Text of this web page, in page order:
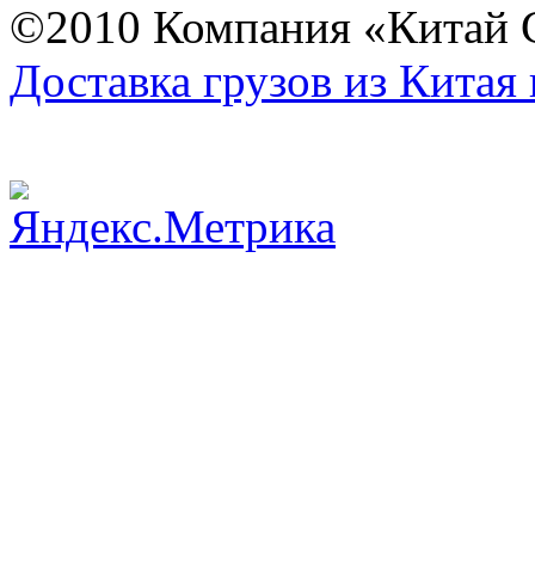
©2010 Компания «Китай
Доставка грузов из